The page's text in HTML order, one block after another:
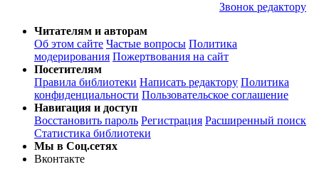
Звонок редактору
Читателям и авторам
Об этом сайте Частые вопросы Политика
модерирования Пожертвования на сайт
Посетителям
Правила библиотеки Написать редактору Политика
конфиденциальности Пользовательское соглашение
Навигация и доступ
Восстановить пароль Регистрация Расширенный поиск
Статистика библиотеки
Мы в Соц.сетях
Вконтакте